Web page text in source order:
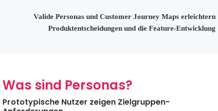
Valide Personas und Customer Journey Maps erleichtern
Produktentscheidungen und die Feature-Entwicklung
Was sind Personas?
Prototypische Nutzer zeigen Zielgruppen-